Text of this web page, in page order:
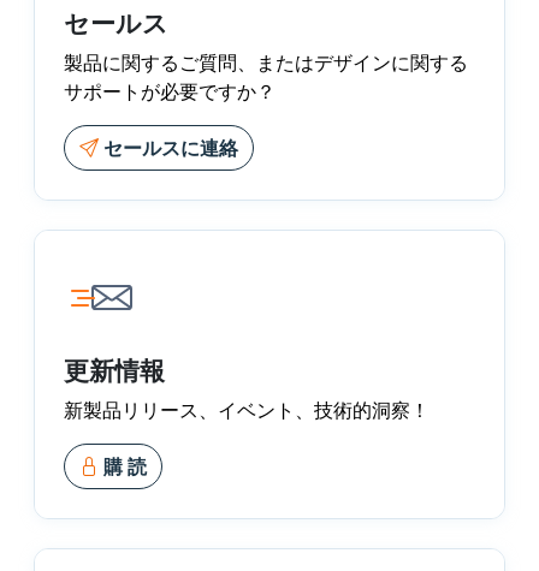
セールス
製品に関するご質問、またはデザインに関する
サポートが必要ですか？
セールスに連絡
更新情報
新製品リリース、イベント、技術的洞察！
購 読